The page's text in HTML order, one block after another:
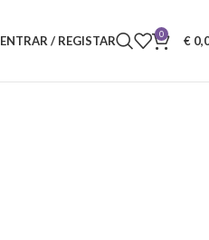
ENTRAR / REGISTAR 0 €